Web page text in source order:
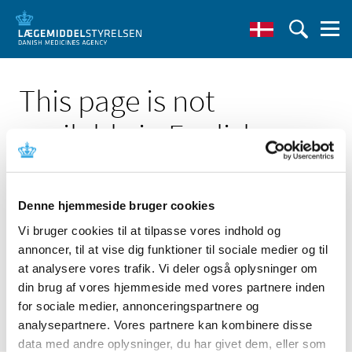
Denne hjemmeside bruger cookies
Vi bruger cookies til at tilpasse vores indhold og
annoncer, til at vise dig funktioner til sociale medier og til
at analysere vores trafik. Vi deler også oplysninger om
din brug af vores hjemmeside med vores partnere inden
for sociale medier, annonceringspartnere og
analysepartnere. Vores partnere kan kombinere disse
data med andre oplysninger, du har givet dem, eller som
This page is not
available in English
Click here to see the Danish page 'ABL800 analyzers'
Go to English frontpage